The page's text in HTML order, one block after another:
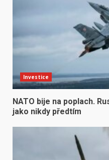
Investice
NATO bije na poplach.
jako nikdy předtím